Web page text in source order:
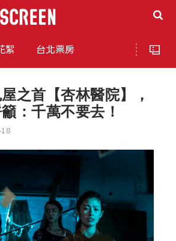
絮 台北票房
之首【杏林醫院】，
：千萬不要去！